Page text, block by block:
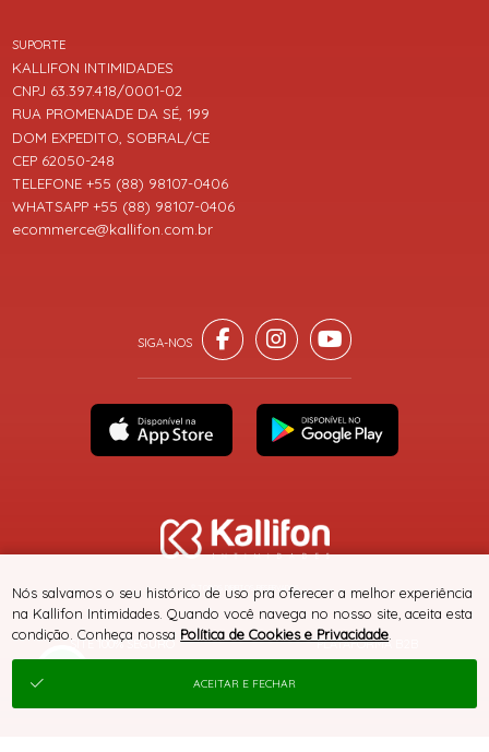
SITE 100% SEGURO PLATAFORMA B2B
SUPORTE
KALLIFON INTIMIDADES
CNPJ 63.397.418/0001-02
RUA PROMENADE DA SÉ, 199
DOM EXPEDITO, SOBRAL/CE
CEP 62050-248
TELEFONE +55 (88) 98107-0406
WHATSAPP +55 (88) 98107-0406
ecommerce@kallifon.com.br
® TODOS DIREITOS RESERVADOS
Nós salvamos o seu histórico de uso pra oferecer a melhor experiência
na Kallifon Intimidades. Quando você navega no nosso site, aceita esta
condição. Conheça nossa Política de Cookies e Privacidade
ACEITAR E FECHAR